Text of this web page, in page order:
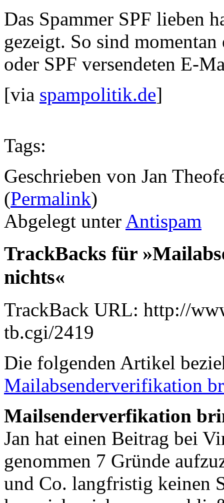
Das Spammer SPF lieben
gezeigt. So sind
oder SPF versendeten E-
[via spampolitik.de]
Tags:
Geschrieben von Jan
(Permalink)
Abgelegt unter Antispam
TrackBacks für
nichts«
TrackBack URL: http://
tb.cgi/2419
Die folgenden Artikel
Mailabsenderverifikation
Mailsenderverfikation
Jan hat einen Beitrag bei
genommen 7 Gründe
und Co. langfristig keinen